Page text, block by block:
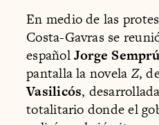
En medio de las
Costa-Gavras se
españolJorge
pantalla la novela Z,
Vasilicós,
totalitario donde el